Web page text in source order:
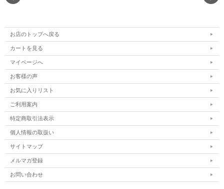
お店のトップへ戻る
カートを見る
マイページへ
お客様の声
お気に入りリスト
ご利用案内
特定商取引法表示
個人情報の取扱い
サイトマップ
メルマガ登録
お問い合わせ